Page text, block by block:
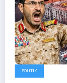
POLITIK